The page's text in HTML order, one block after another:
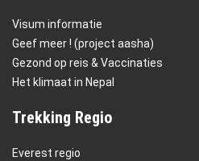
Visum informatie
Geef meer ! (project aasha)
Gezond op reis & Vaccinaties
Het klimaat in Nepal
Trekking Regio
Everest regio